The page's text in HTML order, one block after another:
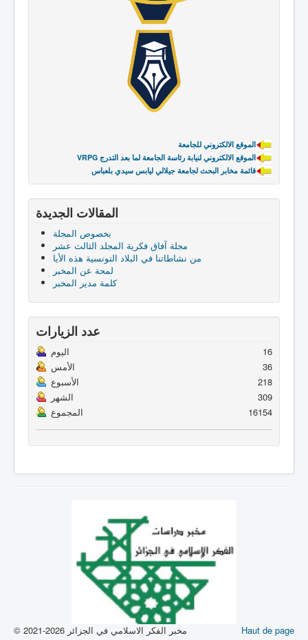
الموقع الالكتروني للجامعة
VRPG الموقع الالكتروني لنيابة رئاسة الجامعة لما بعد التدرج
قائمة مخابر البحث لجامعة جيلالي ليابس سيدي بلعباس
المقالات الجديدة
بخصوص المجلة
مجلة آفاق فكرية المجلد الثالث عشر
من نشاطاتنا في البلاد التونسية هذه الأيا
لمحة عن المخبر
كلمة مدير المخبر
عدد الزيارات
اليوم
16
الأمس
36
الأسبوع
218
الشهر
309
المجموع
16154
Haut de page © 2021-2026 مخبر الفكر الاسلامي في الجزائر